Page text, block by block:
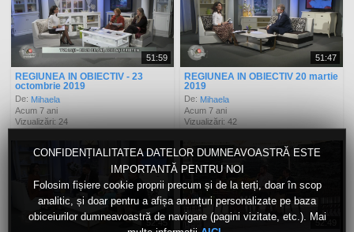
CONFIDENȚIALITATEA DATELOR DUMNEAVOASTRĂ ESTE
IMPORTANTĂ PENTRU NOI
Folosim fișiere cookie proprii precum și de la terți, doar în scop
analitic, și doar pentru a afișa anunțuri personalizate pe baza
obiceiurilor dumneavoastră de navigare (pagini vizitate, etc.). Mai
51:59
REGIUNEA IN OBIECTIV - 23
octombrie 2019
De: Mihaela
Acum 7 ani
Vizualizări: 24
51:47
REGIUNEA IN OBIECTIV 20 martie
2019
De: Mihaela
Acum 7 ani
Vizualizări: 42
52:45 52:49